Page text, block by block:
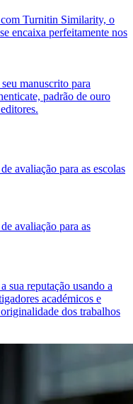
Turnitin Similarity, o
encaixa perfeitamente nos
manuscrito para
padrão de ouro
avaliação para as escolas
avaliação para as
sua reputação usando a
académicos e
dos trabalhos